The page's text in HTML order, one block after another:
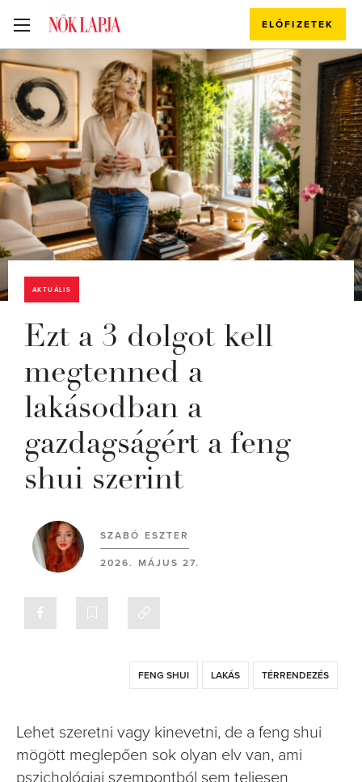
ELŐFIZETEK
AKTUÁLIS
Ezt a 3 dolgot kell
megtenned a
lakásodban a
gazdagságért a feng
shui szerint
SZABÓ ESZTER
2026. MÁJUS 27.
FENG SHUI LAKÁS TÉRRENDEZÉS
Lehet szeretni vagy kinevetni, de a feng shui
mögött meglepően sok olyan elv van, ami
pszichológiai szempontból sem teljesen